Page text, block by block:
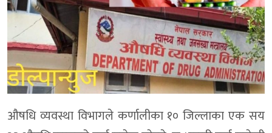
औषधि व्यवस्था विभागले कर्णालीका १० जिल्लाका एक सय